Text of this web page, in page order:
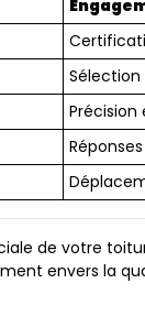
de votre
envers la